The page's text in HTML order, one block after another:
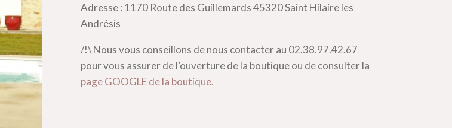
Adresse : 1170 Route des Guillemards 45320 Saint Hilaire les
Andrésis
/!\ Nous vous conseillons de nous contacter au 02.38.97.42.67
pour vous assurer de l’ouverture de la boutique ou de consulter la
page GOOGLE de la boutique.